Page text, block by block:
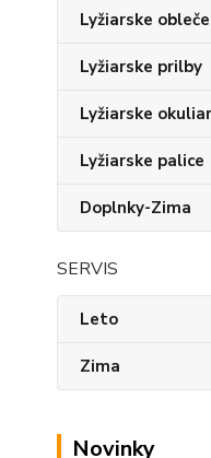
Lyžiarske
Lyžiarske prilby
Lyžiarske
Lyžiarske palice
Doplnky-Zima
SERVIS
Leto
Zima
Novinky